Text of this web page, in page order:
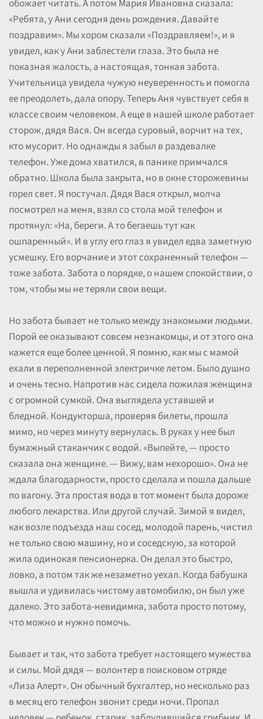
обожает читать. А потом Мария Ивановна сказала:
«Ребята, у Ани сегодня день рождения. Давайте
поздравим». Мы хором сказали «Поздравляем!», и я
увидел, как у Ани заблестели глаза. Это была не
показная жалость, а настоящая, тонкая забота.
Учительница увидела чужую неуверенность и помогла
ее преодолеть, дала опору. Теперь Аня чувствует себя в
классе своим человеком. А еще в нашей школе работает
сторож, дядя Вася. Он всегда суровый, ворчит на тех,
кто мусорит. Но однажды я забыл в раздевалке
телефон. Уже дома хватился, в панике примчался
обратно. Школа была закрыта, но в окне сторожевины
горел свет. Я постучал. Дядя Вася открыл, молча
посмотрел на меня, взял со стола мой телефон и
протянул: «На, береги. А то бегаешь тут как
ошпаренный». И в углу его глаз я увидел едва заметную
усмешку. Его ворчание и этот сохраненный телефон —
тоже забота. Забота о порядке, о нашем спокойствии, о
том, чтобы мы не теряли свои вещи.
Но забота бывает не только между знакомыми людьми.
Порой ее оказывают совсем незнакомцы, и от этого она
кажется еще более ценной. Я помню, как мы с мамой
ехали в переполненной электричке летом. Было душно
и очень тесно. Напротив нас сидела пожилая женщина
с огромной сумкой. Она выглядела уставшей и
бледной. Кондукторша, проверяя билеты, прошла
мимо, но через минуту вернулась. В руках у нее был
бумажный стаканчик с водой. «Выпейте, — просто
сказала она женщине. — Вижу, вам нехорошо». Она не
ждала благодарности, просто сделала и пошла дальше
по вагону. Эта простая вода в тот момент была дороже
любого лекарства. Или другой случай. Зимой я видел,
как возле подъезда наш сосед, молодой парень, чистил
не только свою машину, но и соседскую, за которой
жила одинокая пенсионерка. Он делал это быстро,
ловко, а потом так же незаметно уехал. Когда бабушка
вышла и удивилась чистому автомобилю, он был уже
далеко. Это забота-невидимка, забота просто потому,
что можно и нужно помочь.
Бывает и так, что забота требует настоящего мужества
и силы. Мой дядя — волонтер в поисковом отряде
«Лиза Алерт». Он обычный бухгалтер, но несколько раз
в месяц его телефон звонит среди ночи. Пропал